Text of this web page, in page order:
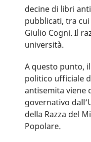
decine di libri
pubblicati, tra
Giulio Cogni. Il
università.
A questo punto,
politico ufficiale
antisemita viene
governativo
della Razza del
Popolare.